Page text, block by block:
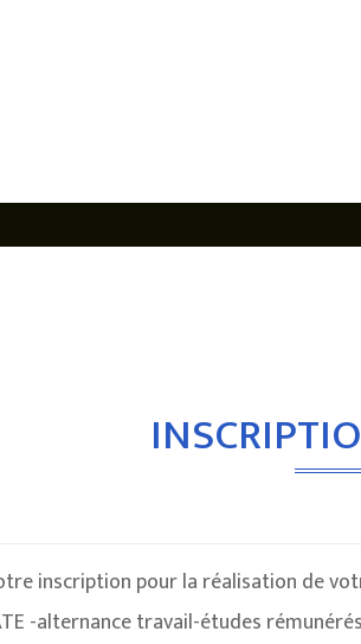
inscription pour la réalisation de
-alternance travail-études